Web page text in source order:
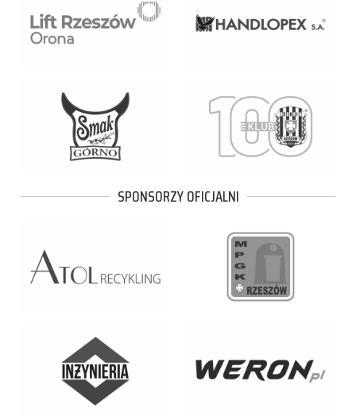
SPONSORZY OFICJALNI